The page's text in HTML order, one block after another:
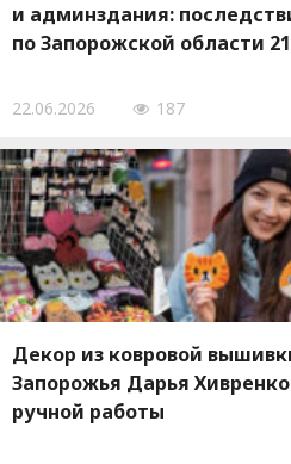
и админздания:
по Запорожской области
22.06.2026 187
Декор из ковровой
Запорожья Дарья
ручной работы